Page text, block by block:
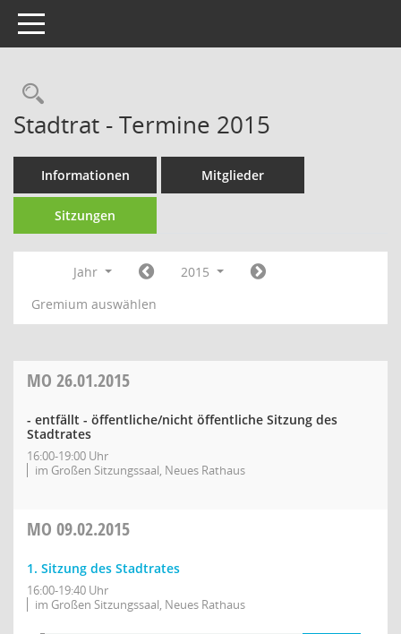
Toggle navigation
Rechercheauswahl
Stadtrat - Termine 2015
Informationen Mitglieder
Sitzungen
Jahr
2015
Gremium auswählen
MO 26.01.2015
- entfällt - öffentliche/nicht öffentliche Sitzung des
Stadtrates
16:00-19:00 Uhr
im Großen Sitzungssaal, Neues Rathaus
MO 09.02.2015
1. Sitzung des Stadtrates
16:00-19:40 Uhr
im Großen Sitzungssaal, Neues Rathaus